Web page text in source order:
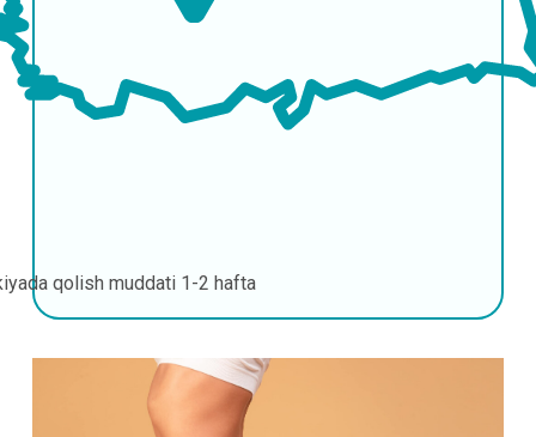
qolish muddati 1-2 hafta